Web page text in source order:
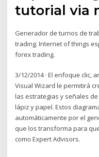
tutorial via
Generador de turnos de
trading. Internet of things
forex trading.
3/12/2014 · El enfoque clic,
Visual Wizard le permitirá
las estrategias y señales
lápiz y papel. Estos
automáticamente por el
que los transforma para
como Expert Advisors.